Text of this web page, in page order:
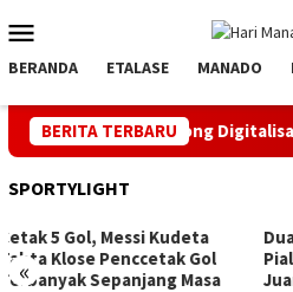
ke
kontenMobile
BERANDA ETALASE MANADO
BERITA TERBARU
81 RI, PLN Dorong Digitalisasi
SPORTYLIGHT
«
Dua Negara Sudah Tamat di
Piala Dunia 2026, Satu Eks
Juara 3 Edisi 2002